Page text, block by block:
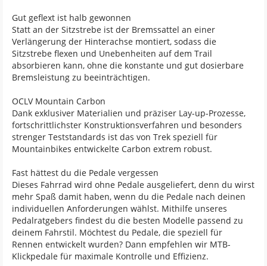
Gut geflext ist halb gewonnen
Statt an der Sitzstrebe ist der Bremssattel an einer
Verlängerung der Hinterachse montiert, sodass die
Sitzstrebe flexen und Unebenheiten auf dem Trail
absorbieren kann, ohne die konstante und gut dosierbare
Bremsleistung zu beeinträchtigen.
OCLV Mountain Carbon
Dank exklusiver Materialien und präziser Lay-up-Prozesse,
fortschrittlichster Konstruktionsverfahren und besonders
strenger Teststandards ist das von Trek speziell für
Mountainbikes entwickelte Carbon extrem robust.
Fast hättest du die Pedale vergessen
Dieses Fahrrad wird ohne Pedale ausgeliefert, denn du wirst
mehr Spaß damit haben, wenn du die Pedale nach deinen
individuellen Anforderungen wählst. Mithilfe unseres
Pedalratgebers findest du die besten Modelle passend zu
deinem Fahrstil. Möchtest du Pedale, die speziell für
Rennen entwickelt wurden? Dann empfehlen wir MTB-
Klickpedale für maximale Kontrolle und Effizienz.